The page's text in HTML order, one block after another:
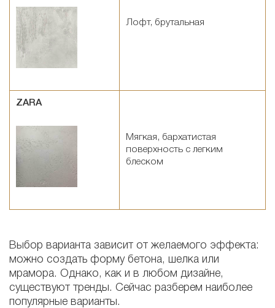
Лофт, брутальная
ZARA
Мягкая, бархатистая
поверхность с легким
блеском
Выбор варианта зависит от желаемого эффекта:
можно создать форму бетона, шелка или
мрамора. Однако, как и в любом дизайне,
существуют тренды. Сейчас разберем наиболее
популярные варианты.